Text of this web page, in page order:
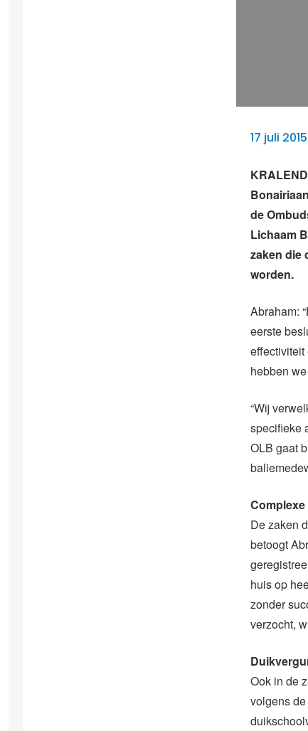
17 juli 2015
de
Lichaam
zaken die
worden.
Abraham:
eerste
effectiviteit
hebben
“Wij
specifieke
OLB gaat
Complexe
De zaken
betoogt
huis op
zonder
verzocht,
Ook in de
volgens